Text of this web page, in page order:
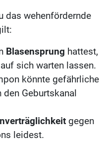
das wehenfördernde
Blasensprung hattest,
sich warten lassen.
könnte gefährliche
den Geburtskanal
gegen
leidest.